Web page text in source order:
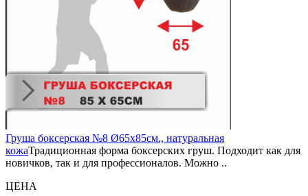
Груша боксерская №8 Ø65х85см., натуральная
кожаТрадиционная форма боксерских груш. Подходит как для
новичков, так и для профессионалов. Можно ..
ЦЕНА